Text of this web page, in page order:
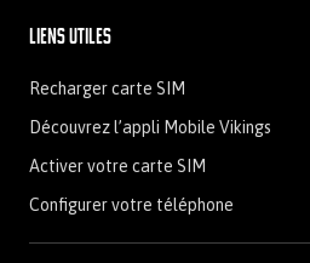
Liens utiles
Recharger carte SIM
Découvrez l’appli Mobile Vikings
Activer votre carte SIM
Configurer votre téléphone